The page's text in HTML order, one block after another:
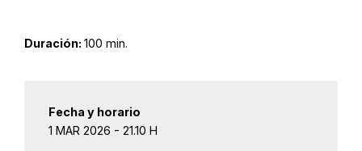
Duración: 100 min.
Fecha y horario
1 MAR 2026 - 21.10 H